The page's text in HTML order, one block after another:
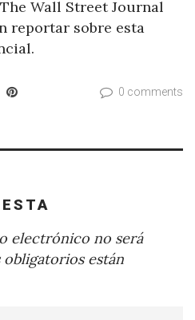
Wall Street Journal
reportar sobre esta
Pinterest 0 comments
electrónico no será
obligatorios están